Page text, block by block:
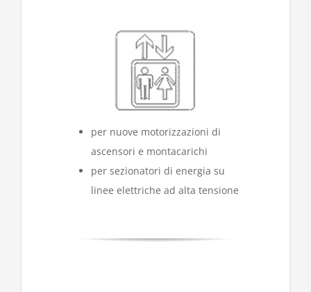
per nuove motorizzazioni di
ascensori e montacarichi
per sezionatori di energia su
linee elettriche ad alta tensione